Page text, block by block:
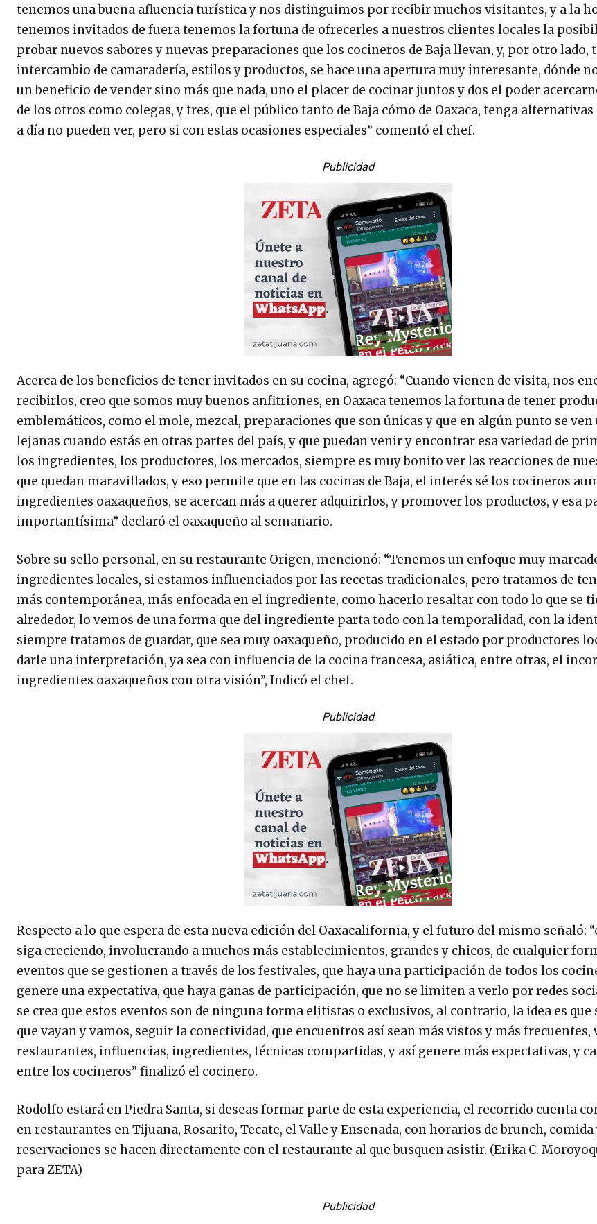
tenemos una buena afluencia turística y nos distinguimos por recibir muchos visitantes, y a la
tenemos invitados de fuera tenemos la fortuna de ofrecerles a nuestros clientes locales la
probar nuevos sabores y nuevas preparaciones que los cocineros de Baja llevan, y, por otro lado,
intercambio de camaradería, estilos y productos, se hace una apertura muy interesante, dónde
un beneficio de vender sino más que nada, uno el placer de cocinar juntos y dos el poder
de los otros como colegas, y tres, que el público tanto de Baja cómo de Oaxaca, tenga alternativas
a día no pueden ver, pero si con estas ocasiones especiales” comentó el chef.
Publicidad
Acerca de los beneficios de tener invitados en su cocina, agregó: “Cuando vienen de visita, nos
recibirlos, creo que somos muy buenos anfitriones, en Oaxaca tenemos la fortuna de tener
emblemáticos, como el mole, mezcal, preparaciones que son únicas y que en algún punto se ven
lejanas cuando estás en otras partes del país, y que puedan venir y encontrar esa variedad de
los ingredientes, los productores, los mercados, siempre es muy bonito ver las reacciones de
que quedan maravillados, y eso permite que en las cocinas de Baja, el interés sé los cocineros
ingredientes oaxaqueños, se acercan más a querer adquirirlos, y promover los productos, y esa
importantísima” declaró el oaxaqueño al semanario.
Sobre su sello personal, en su restaurante Origen, mencionó: “Tenemos un enfoque muy
ingredientes locales, si estamos influenciados por las recetas tradicionales, pero tratamos de
más contemporánea, más enfocada en el ingrediente, como hacerlo resaltar con todo lo que se
alrededor, lo vemos de una forma que del ingrediente parta todo con la temporalidad, con la
siempre tratamos de guardar, que sea muy oaxaqueño, producido en el estado por productores
darle una interpretación, ya sea con influencia de la cocina francesa, asiática, entre otras, el
ingredientes oaxaqueños con otra visión”, Indicó el chef.
Publicidad
Respecto a lo que espera de esta nueva edición del Oaxacalifornia, y el futuro del mismo señaló:
siga creciendo, involucrando a muchos más establecimientos, grandes y chicos, de cualquier
eventos que se gestionen a través de los festivales, que haya una participación de todos los
genere una expectativa, que haya ganas de participación, que no se limiten a verlo por redes
se crea que estos eventos son de ninguna forma elitistas o exclusivos, al contrario, la idea es que
que vayan y vamos, seguir la conectividad, que encuentros así sean más vistos y más frecuentes,
restaurantes, influencias, ingredientes, técnicas compartidas, y así genere más expectativas, y
entre los cocineros” finalizó el cocinero.
Rodolfo estará en Piedra Santa, si deseas formar parte de esta experiencia, el recorrido cuenta
en restaurantes en Tijuana, Rosarito, Tecate, el Valle y Ensenada, con horarios de brunch, comida
reservaciones se hacen directamente con el restaurante al que busquen asistir. (Erika C.
para ZETA)
Publicidad